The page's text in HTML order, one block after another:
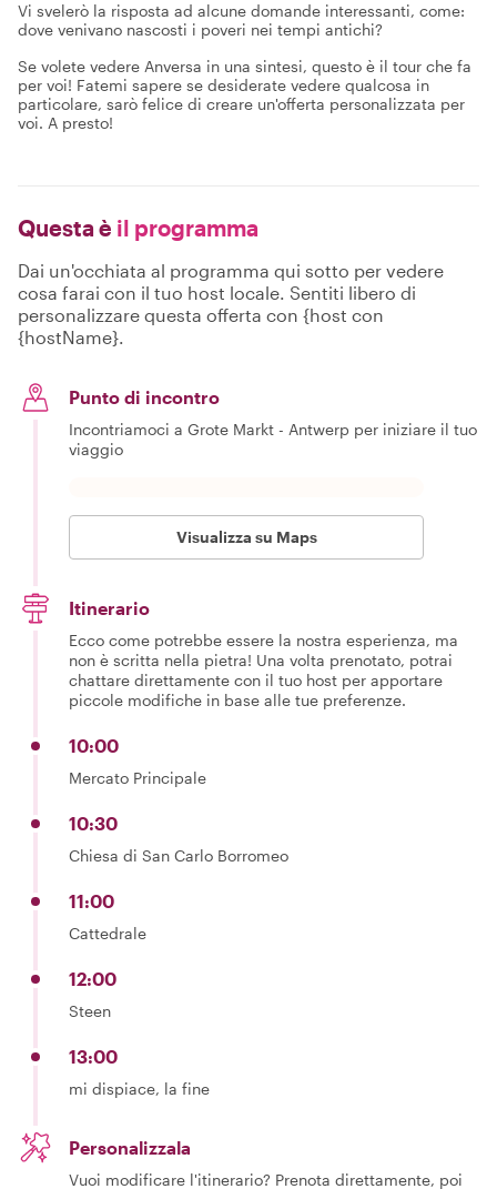
Vi svelerò la risposta ad alcune domande interessanti, come:
dove venivano nascosti i poveri nei tempi antichi?
Se volete vedere Anversa in una sintesi, questo è il tour che fa
per voi! Fatemi sapere se desiderate vedere qualcosa in
particolare, sarò felice di creare un'offerta personalizzata per
voi. A presto!
Questa è il programma
Dai un'occhiata al programma qui sotto per vedere
cosa farai con il tuo host locale. Sentiti libero di
personalizzare questa offerta con {host con
{hostName}.
Punto di incontro
Incontriamoci a Grote Markt - Antwerp per iniziare il tuo
viaggio
Visualizza su Maps
Itinerario
Ecco come potrebbe essere la nostra esperienza, ma
non è scritta nella pietra! Una volta prenotato, potrai
chattare direttamente con il tuo host per apportare
piccole modifiche in base alle tue preferenze.
10:00
Mercato Principale
10:30
Chiesa di San Carlo Borromeo
11:00
Cattedrale
12:00
Steen
13:00
mi dispiace, la fine
Personalizzala
Vuoi modificare l'itinerario? Prenota direttamente, poi